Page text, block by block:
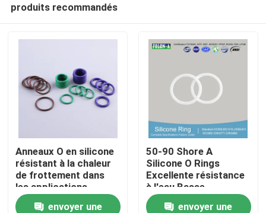
Produits
Vidéos
produits recommandés
Anneaux O en silicone
résistant à la chaleur
de frottement dans
les applications
rotatives
envoyer une
50-90 Shore A
Silicone O Rings
Excellente résistance
à l'eau Basse
température
envoyer une